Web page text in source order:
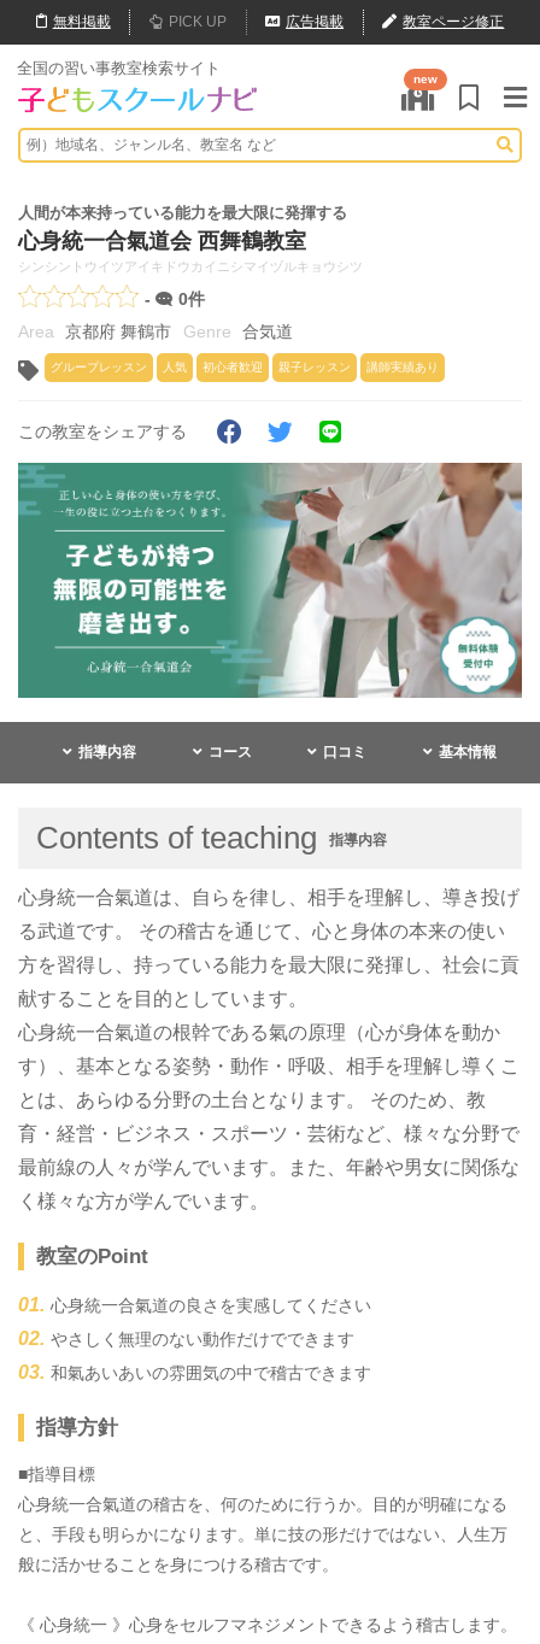
無料掲載 PICK UP 広告掲載 教室ページ修正
全国の習い事教室検索サイト
new
人間が本来持っている能力を最大限に発揮する
心身統一合氣道会 西舞鶴教室
シンシントウイツアイキドウカイニシマイヅルキョウシツ
-
0件
京都府 舞鶴市
合気道
グループレッスン 人気 初心者歓迎 親子レッスン 講師実績あり
この教室をシェアする
指導内容 コース 口コミ 基本情報
Contents of teaching 指導内容
心身統一合氣道は、自らを律し、相手を理解し、導き投げ
る武道です。 その稽古を通じて、心と身体の本来の使い
方を習得し、持っている能力を最大限に発揮し、社会に貢
献することを目的としています。
心身統一合氣道の根幹である氣の原理（心が身体を動か
す）、基本となる姿勢・動作・呼吸、相手を理解し導くこ
とは、あらゆる分野の土台となります。 そのため、教
育・経営・ビジネス・スポーツ・芸術など、様々な分野で
最前線の人々が学んでいます。また、年齢や男女に関係な
く様々な方が学んでいます。
教室のPoint
心身統一合氣道の良さを実感してください
やさしく無理のない動作だけでできます
和氣あいあいの雰囲気の中で稽古できます
指導方針
■指導目標
心身統一合氣道の稽古を、何のために行うか。目的が明確になる
と、手段も明らかになります。単に技の形だけではない、人生万
般に活かせることを身につける稽古です。
《 心身統一 》心身をセルフマネジメントできるよう稽古します。